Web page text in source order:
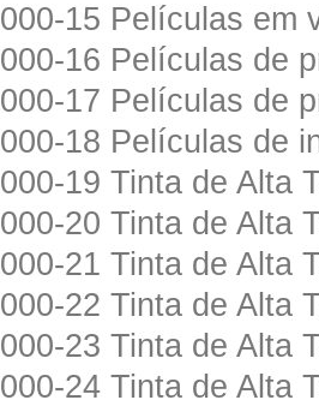
000-15 Películas
000-16 Películas de
000-17 Películas de
000-18 Películas de
000-19 Tinta de Alta
000-20 Tinta de Alta
000-21 Tinta de Alta
000-22 Tinta de Alta
000-23 Tinta de Alta
000-24 Tinta de Alta